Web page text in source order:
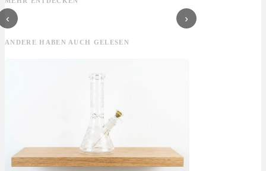
‹ ›
ANDERE HABEN AUCH GELESEN